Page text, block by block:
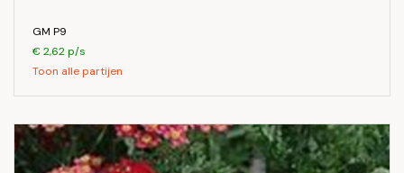
GM P9
€ 2,62 p/s
Toon alle partijen